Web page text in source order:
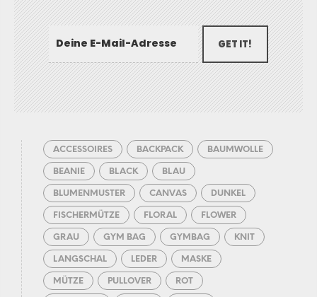
GET IT!
ACCESSOIRES BACKPACK BAUMWOLLE
BEANIE BLACK BLAU
BLUMENMUSTER CANVAS DUNKEL
FISCHERMÜTZE FLORAL FLOWER
GRAU GYM BAG GYMBAG KNIT
LANGSCHAL LEDER MASKE
MÜTZE PULLOVER ROT